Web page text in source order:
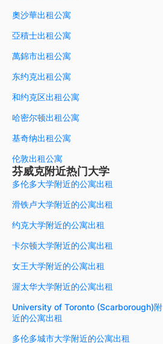
奧沙華出租公寓
亞積士出租公寓
萬錦市出租公寓
东约克出租公寓
和约克区出租公寓
哈密尔顿出租公寓
基奇纳出租公寓
伦敦出租公寓
芬威克附近热门大学
多伦多大学附近的公寓出租
滑铁卢大学附近的公寓出租
约克大学附近的公寓出租
卡尔顿大学附近的公寓出租
女王大学附近的公寓出租
渥太华大学附近的公寓出租
University of Toronto (Scarborough)附
近的公寓出租
多伦多城市大学附近的公寓出租